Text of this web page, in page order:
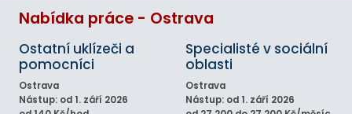
Nabídka práce - Ostrava
Ostatní uklízeči a
pomocníci
Ostrava
Nástup: od 1. září 2026
Specialisté v sociální
oblasti
Ostrava
Nástup: od 1. září 2026